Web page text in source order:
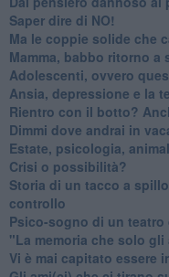
​Saper dire di NO!
​Ma le coppie solide che
​Mamma, babbo ritorno a
Adolescenti, ovvero
Ansia, depressione e la
​Rientro con il botto?
Dimmi dove andrai in
​Estate, psicologia,
​Crisi o possibilità?
​Storia di un tacco a
controllo
​Psico-sogno di un teatro
"La memoria che solo
​Vi è mai capitato essere